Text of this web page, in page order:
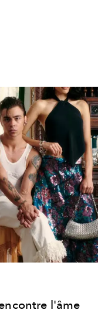
l'âme